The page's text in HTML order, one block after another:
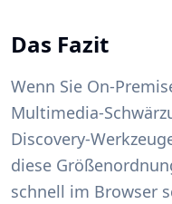
Das Fazit
Wenn Sie On-
Multimedia-
Discovery-
diese
schnell im Browser